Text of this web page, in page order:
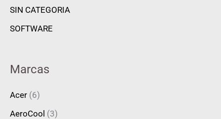
SIN CATEGORIA
SOFTWARE
Marcas
Acer (6)
AeroCool (3)